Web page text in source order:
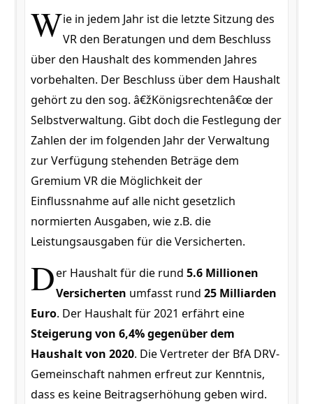
Wie in jedem Jahr ist die letzte Sitzung des
VR den Beratungen und dem Beschluss
über den Haushalt des kommenden Jahres
vorbehalten. Der Beschluss über dem Haushalt
gehört zu den sog. â€žKönigsrechtenâ€œ der
Selbstverwaltung. Gibt doch die Festlegung der
Zahlen der im folgenden Jahr der Verwaltung
zur Verfügung stehenden Beträge dem
Gremium VR die Möglichkeit der
Einflussnahme auf alle nicht gesetzlich
normierten Ausgaben, wie z.B. die
Leistungsausgaben für die Versicherten.
Der Haushalt für die rund5.6 Millionen
Versicherten umfasst rund25 Milliarden
Euro. Der Haushalt für 2021 erfährt eine
Steigerung von 6,4% gegenüber dem
Haushalt von 2020. Die Vertreter der BfA DRV-
Gemeinschaft nahmen erfreut zur Kenntnis,
dass es keine Beitragserhöhung geben wird.